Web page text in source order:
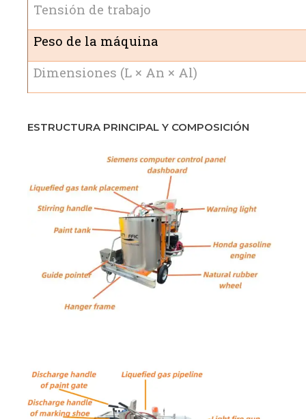
Tensión de trabajo
Peso de la máquina
Dimensiones (L × An × Al)
ESTRUCTURA PRINCIPAL Y COMPOSICIÓN